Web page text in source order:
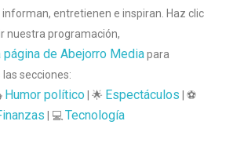
entretienen e inspiran. Haz clic
nuestra programación,
página de Abejorro Mediapara
secciones:
Humor político| 🌟 Espectáculos | ⚽
| 💻 Tecnología